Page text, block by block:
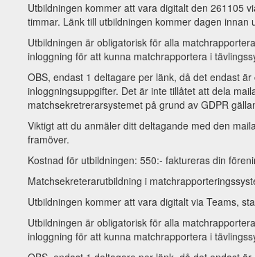
Utbildningen kommer att vara digitalt den 261105
timmar. Länk till utbildningen kommer dagen innan
Utbildningen är obligatorisk för alla
inloggning för att kunna matchrapportera i
OBS, endast 1 deltagare per länk, då det endast
inloggningsuppgifter. Det är inte tillåtet att dela
matchsekretrerarsystemet på grund av GDPR
Viktigt att du anmäler ditt deltagande med den
framöver.
Kostnad för utbildningen: 550:- faktureras din
Matchsekreterarutbildning i
Utbildningen kommer att vara digitalt via Teams,
Utbildningen är obligatorisk för alla
inloggning för att kunna matchrapportera i